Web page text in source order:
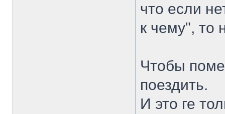
что если
к чему", то
Чтобы
поездить.
И это ге